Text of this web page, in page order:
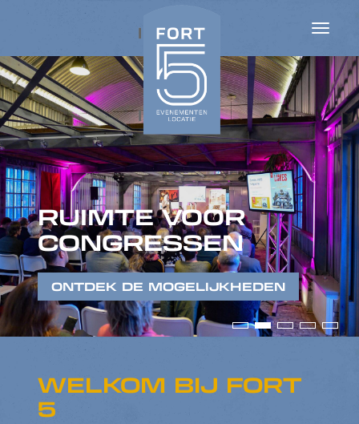
FLEXIBELE
VERGADERLOCATI
E
ONTDEK DE MOGELIJKHEDEN
WELKOM BIJ FORT
5